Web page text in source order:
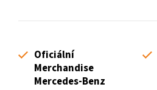
Oficiální
Merchandise
Mercedes-Benz